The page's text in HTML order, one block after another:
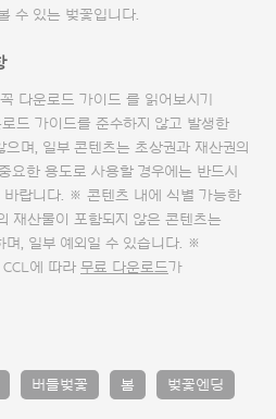
수 있는 벚꽃입니다.
다운로드 가이드 를 읽어보시기
로드 가이드를 준수하지 않고 발생한
며, 일부 콘텐츠는 초상권과 재산권의
요한 용도로 사용할 경우에는 반드시
바랍니다. ※ 콘텐츠 내에 식별 가능한
재산물이 포함되지 않은 콘텐츠는
며, 일부 예외일 수 있습니다. ※
에 따라 무료 다운로드가
버들벚꽃 봄 벚꽃엔딩